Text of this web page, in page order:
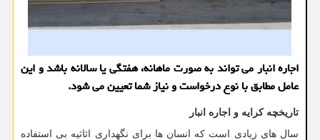
اجاره انبار می تواند به صورت ماهانه، هفتگی یا سالانه باشد و این
عامل مطابق با نوع درخواست و نیاز شما تعیین می شود.
تاریخچه کرایه و اجاره انبار
سال های زیادی است که انسان ها برای نگهداری اثاثیه بی استفاده